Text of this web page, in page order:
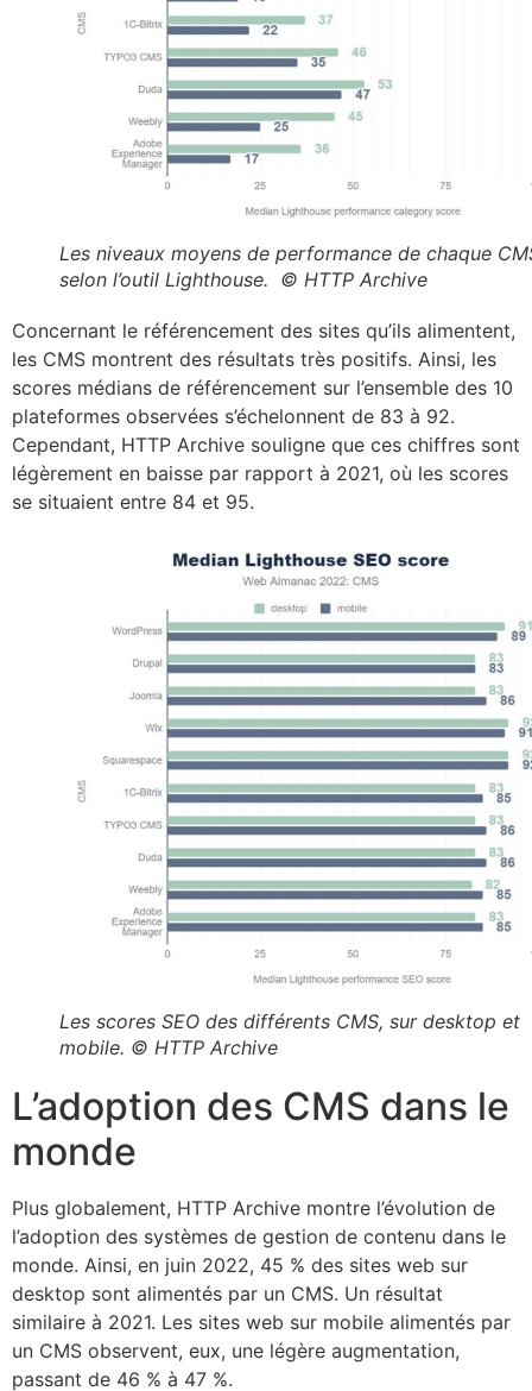
Les niveaux moyens de performance de chaque
selon l’outil Lighthouse. © HTTP Archive
Concernant le référencement des sites qu’ils alimentent,
les CMS montrent des résultats très positifs. Ainsi, les
scores médians de référencement sur l’ensemble des 10
plateformes observées s’échelonnent de 83 à 92.
Cependant, HTTP Archive souligne que ces chiffres sont
légèrement en baisse par rapport à 2021, où les scores
se situaient entre 84 et 95.
Les scores SEO des différents CMS, sur desktop et
mobile. © HTTP Archive
L’adoption des CMS dans le
monde
Plus globalement, HTTP Archive montre l’évolution de
l’adoption des systèmes de gestion de contenu dans le
monde. Ainsi, en juin 2022, 45 % des sites web sur
desktop sont alimentés par un CMS. Un résultat
similaire à 2021. Les sites web sur mobile alimentés par
un CMS observent, eux, une légère augmentation,
passant de 46 % à 47 %.